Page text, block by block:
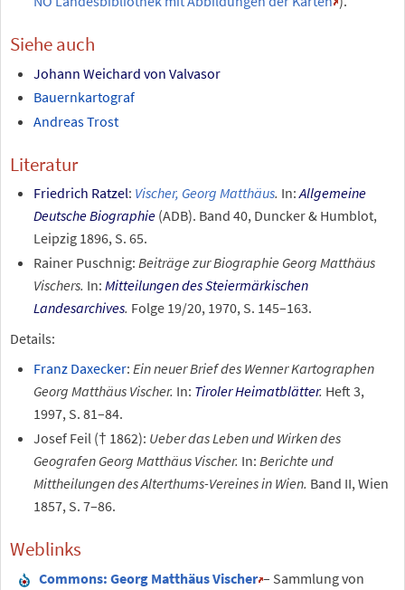
Siehe auch
Johann Weichard von Valvasor
Bauernkartograf
Andreas Trost
Literatur
Friedrich Ratzel: Vischer, Georg Matthäus. In:Allgemeine
Deutsche Biographie(ADB). Band 40, Duncker & Humblot,
Leipzig 1896, S. 65.
Rainer Puschnig: Beiträge zur Biographie Georg Matthäus
Vischers. In: Mitteilungen des Steiermärkischen
Landesarchives. Folge 19/20, 1970, S. 145–163.
Details:
Franz Daxecker: Ein neuer Brief des Wenner Kartographen
Georg Matthäus Vischer. In: Tiroler Heimatblätter. Heft 3,
1997, S. 81–84.
Josef Feil († 1862): Ueber das Leben und Wirken des
Geografen Georg Matthäus Vischer. In: Berichte und
Mittheilungen des Alterthums-Vereines in Wien. Band II, Wien
1857, S. 7–86.
Weblinks
Commons: Georg Matthäus Vischer – Sammlung von